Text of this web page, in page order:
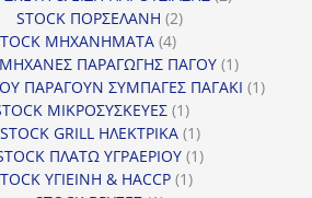
STOCK ΠΟΡΣΕΛΑΝΗ 22
ΜΗΧΑΝΗΜΑΤΑ 44
προϊόντα
ΜΗΧΑΝΕΣ ΠΑΡΑΓΩΓΗΣ ΠΑΓΟΥ 11
προϊόν
ΠΑΡΑΓΟΥΝ ΣΥΜΠΑΓΕΣ ΠΑΓΑΚΙ 11
ΜΙΚΡΟΣΥΣΚΕΥΕΣ 11
προϊόν
STOCK GRILL ΗΛΕΚΤΡΙΚΑ 11
προϊόν
ΠΛΑΤΩ ΥΓΡΑΕΡΙΟΥ 11
ΥΓΙΕΙΝΗ & HACCP 11